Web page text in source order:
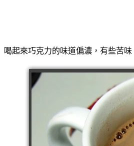
喝起來巧克力的味道偏濃，有些苦味